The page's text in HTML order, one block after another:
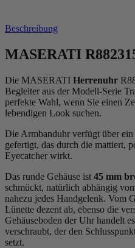
Beschreibung
MASERATI
Die MASERATI Herrenuhr
Begleiter aus der Modell-Serie
perfekte Wahl, wenn Sie einen
lebendigen Look suchen.
Die Armbanduhr verfügt über ein
gefertigt, das durch die mattiert,
Eyecatcher wirkt.
Das runde Gehäuse ist 45 mm
schmückt, natürlich abhängig
nahezu jedes Handgelenk. Vom
Lünette dezent ab, ebenso die
Gehäuseboden der Uhr handelt
verschraubt, der den
setzt.